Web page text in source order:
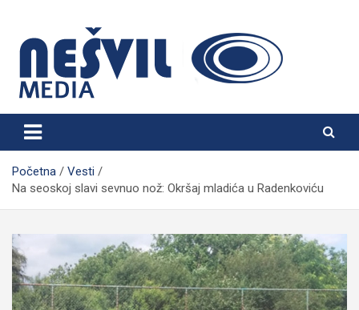
content
Nešvil Media Bogatić
Početna
Vesti
Na seoskoj slavi sevnuo nož: Okršaj mladića u Radenkoviću